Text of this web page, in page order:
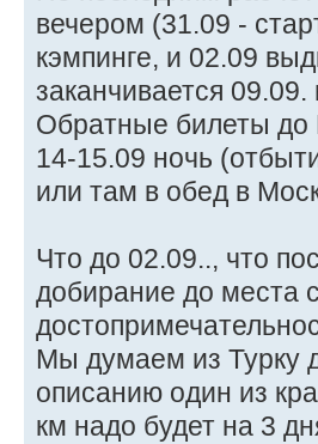
вечером (31.09 -
кэмпинге, и 02.09
заканчивается 09.09.
Обратные билеты до
14-15.09 ночь
или там в обед в
Что до 02.09.., что
добирание до места
Мы думаем из Турку
описанию один из
км надо будет на 3